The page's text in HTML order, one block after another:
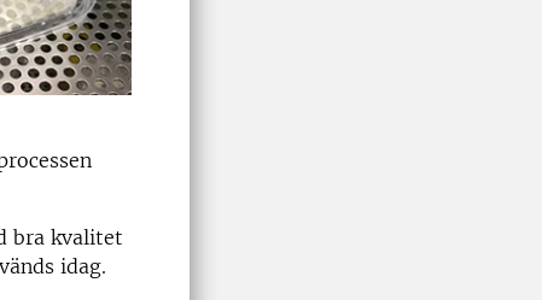
bra kvalitet
idag.